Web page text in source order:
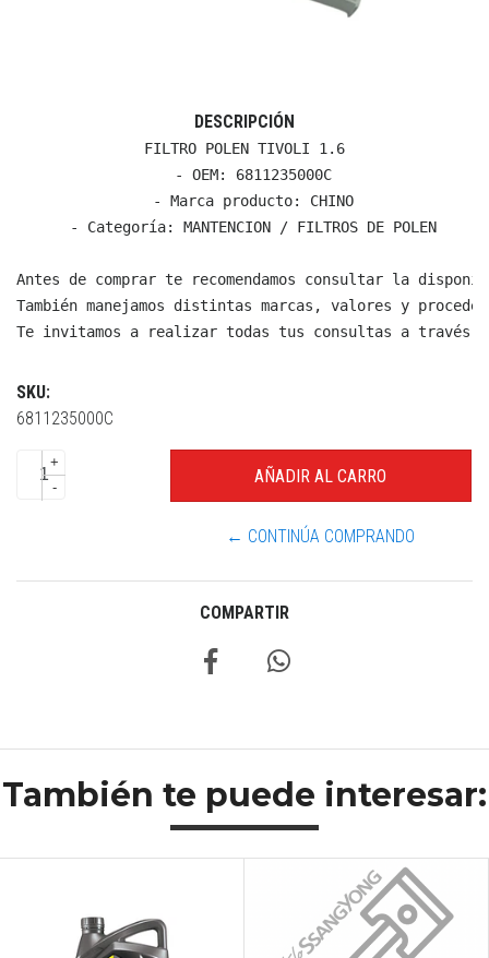
DESCRIPCIÓN
FILTRO POLEN TIVOLI 1.6
  - OEM: 6811235000C
  - Marca producto: CHINO
  - Categoría: MANTENCION / FILTROS DE POLEN
Antes de comprar te recomendamos consultar la
También manejamos distintas marcas, valores y
Te invitamos a realizar todas tus consultas a través
SKU:
6811235000C
+
-
← CONTINÚA COMPRANDO
COMPARTIR
También te puede interesar: